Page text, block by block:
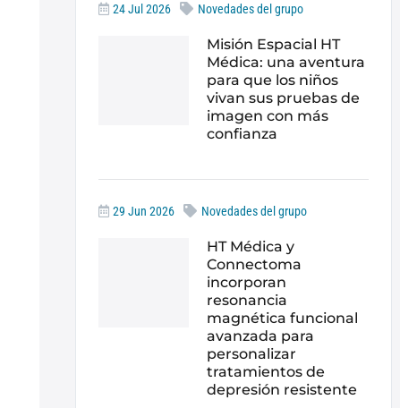
24 Jul 2026 Novedades del grupo
Misión Espacial HT
Médica: una aventura
para que los niños
vivan sus pruebas de
imagen con más
confianza
29 Jun 2026 Novedades del grupo
HT Médica y
Connectoma
incorporan
resonancia
magnética funcional
avanzada para
personalizar
tratamientos de
depresión resistente